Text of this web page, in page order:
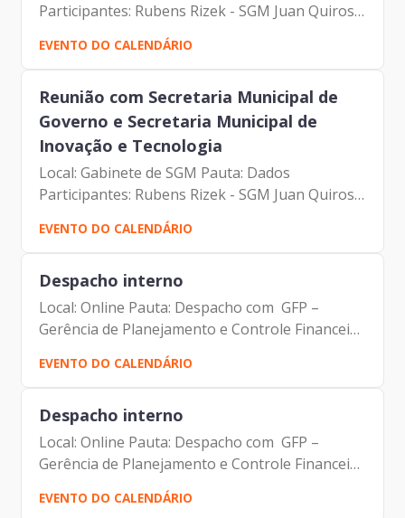
Participantes: Rubens Rizek - SGM Juan Quiros -
SMIT Johann Nogueira Dantas – Prodam André
Tomiatto - SMIT Tarcila Peres - SGM Alexys
Vargas - SGM Severino Dutra...
EVENTO DO CALENDÁRIO
Reunião com Secretaria Municipal de
Governo e Secretaria Municipal de
Inovação e Tecnologia
Local: Gabinete de SGM Pauta: Dados
Participantes: Rubens Rizek - SGM Juan Quiros -
SMIT Johann Nogueira Dantas – Prodam André
Tomiatto - SMIT Tarcila Peres - SGM Alexys
Vargas - SGM Severino Dutra...
EVENTO DO CALENDÁRIO
Despacho interno
Local: Online Pauta: Despacho com GFP –
Gerência de Planejamento e Controle Financeiro
Participantes: Johann Nogueira Dantas Jorge
Pereira Leite Fernando Josenias Vieira
Nascimento
EVENTO DO CALENDÁRIO
Despacho interno
Local: Online Pauta: Despacho com GFP –
Gerência de Planejamento e Controle Financeiro
Participantes: Johann Nogueira Dantas Jorge
Pereira Leite Fernando Josenias Vieira
EVENTO DO CALENDÁRIO